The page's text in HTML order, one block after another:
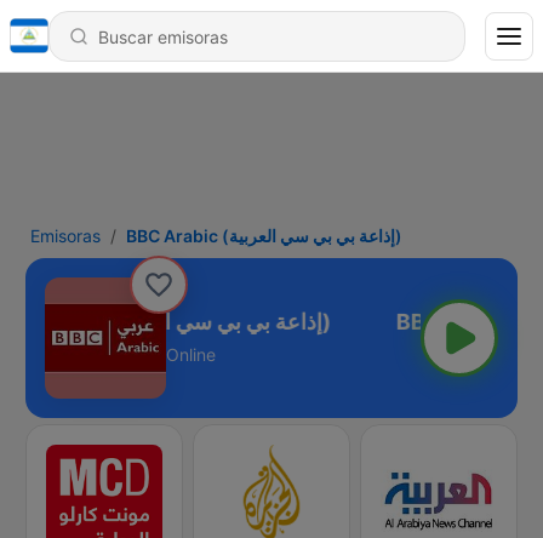
Emisoras BBC Arabic (إذاعة بي بي سي العربية)
BBC Arabic (إذاعة بي بي سي العربية)
Online